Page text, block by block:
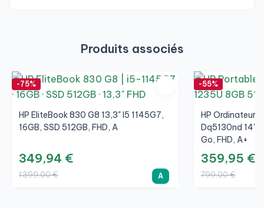
Produits associés
-75%
HP EliteBook 830 G8 13,3" I5 1145G7,
16GB, SSD 512GB, FHD, A
349,94 €
1 399,00 € A
-55%
HP Ordinateur
Dq5130nd 14"
Go, FHD, A+
359,95 €
799,00 €